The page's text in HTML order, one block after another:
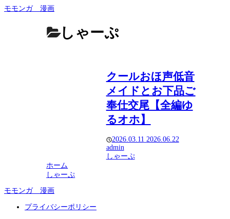
モモンガ 漫画
しゃーぷ
クールおほ声低音
メイドとお下品ご
奉仕交尾【全編ゆ
るオホ】
2026.03.11 2026.06.22
admin
しゃーぷ
ホーム
しゃーぷ
モモンガ 漫画
プライバシーポリシー